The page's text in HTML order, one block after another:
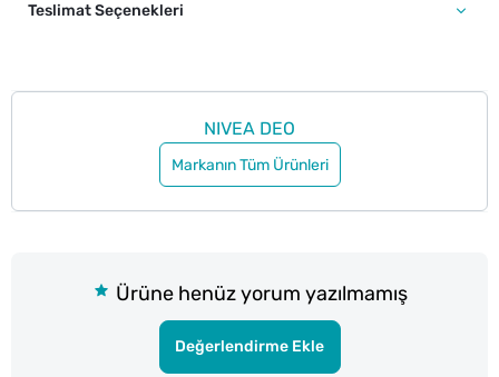
Teslimat Seçenekleri
NIVEA DEO
Markanın Tüm Ürünleri
Ürüne henüz yorum yazılmamış
Değerlendirme Ekle